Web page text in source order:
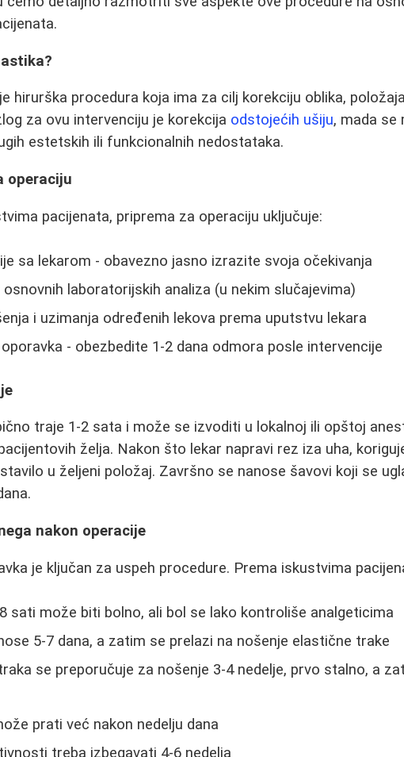
hirurška procedura koja ima za cilj korekciju oblika,
za ovu intervenciju je korekcija odstojećih ušiju, mada se
estetskih ili funkcionalnih nedostataka.
operaciju
pacijenata, priprema za operaciju uključuje:
sa lekarom - obavezno jasno izrazite svoja očekivanja
osnovnih laboratorijskih analiza (u nekim slučajevima)
i uzimanja određenih lekova prema uputstvu lekara
- obezbedite 1-2 dana odmora posle intervencije
traje 1-2 sata i može se izvoditi u lokalnoj ili opštoj
želja. Nakon što lekar napravi rez iza uha,
u željeni položaj. Završno se nanose šavovi koji se
nakon operacije
je ključan za uspeh procedure. Prema iskustvima
sati može biti bolno, ali bol se lako kontroliše analgeticima
5-7 dana, a zatim se prelazi na nošenje elastične trake
se preporučuje za nošenje 3-4 nedelje, prvo stalno, a
prati već nakon nedelju dana
treba izbegavati 4-6 nedelja